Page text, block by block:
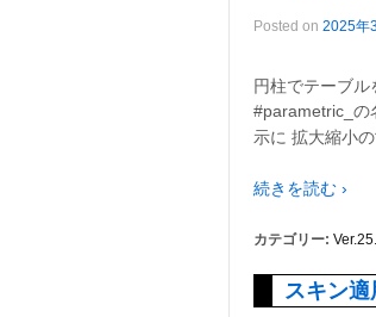
Posted on 2025年
円柱でテーブ
#parametric_の
示に 拡大縮小
続きを読む ›
カテゴリー:
スキン